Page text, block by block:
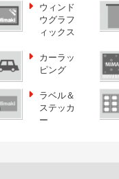
ウィンド
ウグラフ
ィックス
カーラッ
ピング
ラベル＆
ステッカ
ー